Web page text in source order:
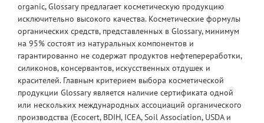
organic, Glossary предлагает косметическую продукцию
исключительно высокого качества. Косметические формулы
органических средств, представленных в Glossary, минимум
на 95% состоят из натуральных компонентов и
гарантированно не содержат продуктов нефтепереработки,
силиконов, консервантов, искусственных отдушек и
красителей. Главным критерием выбора косметической
продукции Glossary является наличие сертификата одной
или нескольких международных ассоциаций органического
производства (Ecocert, BDIH, ICEA, Soil Association, USDA и